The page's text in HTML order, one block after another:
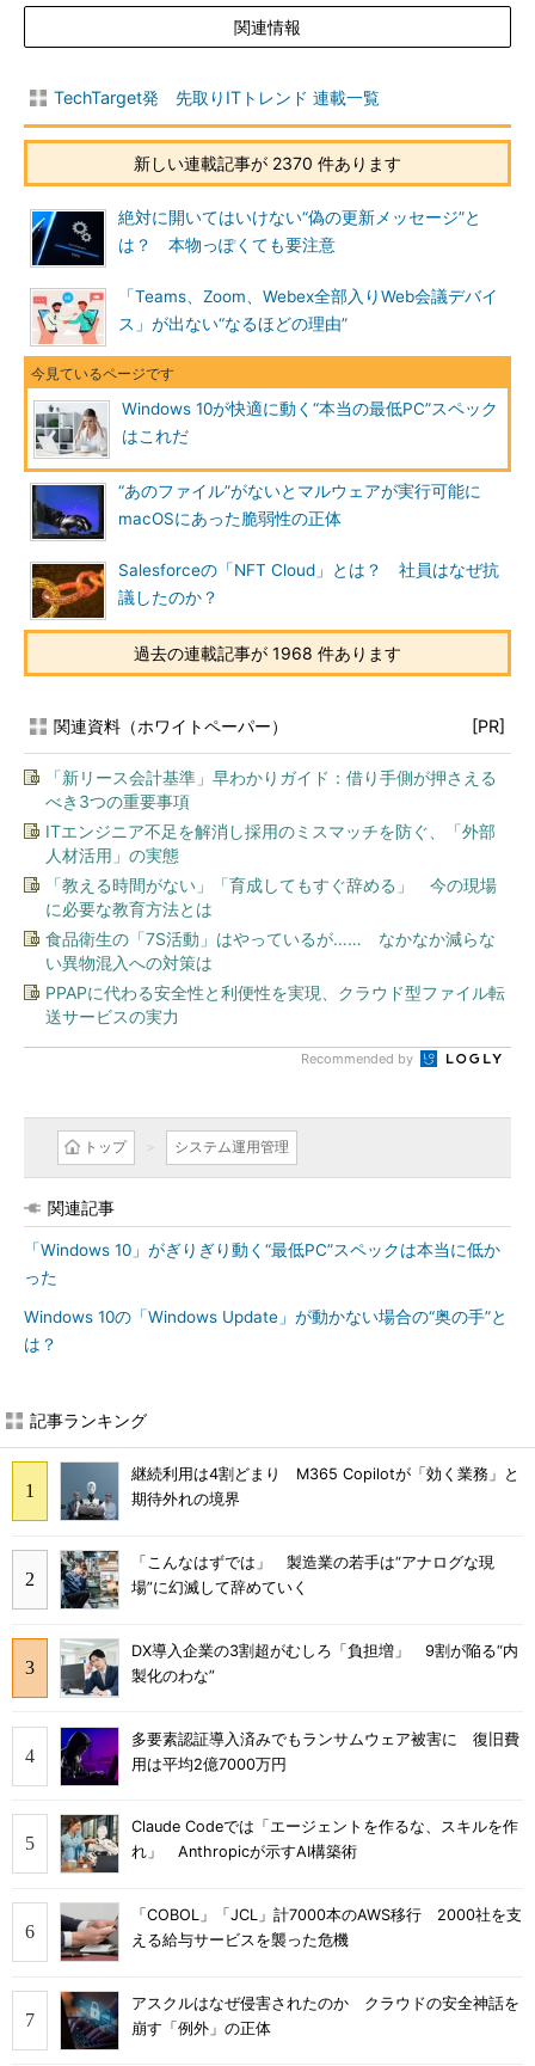
関連情報
TechTarget発 先取りITトレンド 連載一覧
新しい連載記事が 2370 件あります
絶対に開いてはいけない“偽の更新メッセージ”と
は？ 本物っぽくても要注意
「Teams、Zoom、Webex全部入りWeb会議デバイ
ス」が出ない“なるほどの理由”
Windows 10が快適に動く“本当の最低PC”スペック
はこれだ
“あのファイル”がないとマルウェアが実行可能に
macOSにあった脆弱性の正体
Salesforceの「NFT Cloud」とは？ 社員はなぜ抗
議したのか？
過去の連載記事が 1968 件あります
関連資料（ホワイトペーパー） [PR]
「新リース会計基準」早わかりガイド：借り手側が押さえる
べき3つの重要事項
ITエンジニア不足を解消し採用のミスマッチを防ぐ、「外部
人材活用」の実態
「教える時間がない」「育成してもすぐ辞める」 今の現場
に必要な教育方法とは
食品衛生の「7S活動」はやっているが…… なかなか減らな
い異物混入への対策は
PPAPに代わる安全性と利便性を実現、クラウド型ファイル転
送サービスの実力
Recommended by
トップ システム運用管理
関連記事
「Windows 10」がぎりぎり動く“最低PC”スペックは本当に低か
った
Windows 10の「Windows Update」が動かない場合の“奥の手”と
は？
記事ランキング
継続利用は4割どまり M365 Copilotが「効く業務」と
期待外れの境界
「こんなはずでは」 製造業の若手は“アナログな現
場”に幻滅して辞めていく
DX導入企業の3割超がむしろ「負担増」 9割が陥る“内
製化のわな”
多要素認証導入済みでもランサムウェア被害に 復旧費
用は平均2億7000万円
Claude Codeでは「エージェントを作るな、スキルを作
れ」 Anthropicが示すAI構築術
「COBOL」「JCL」計7000本のAWS移行 2000社を支
える給与サービスを襲った危機
アスクルはなぜ侵害されたのか クラウドの安全神話を
崩す「例外」の正体